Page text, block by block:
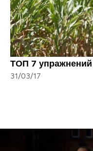
ТОП 7 упражнений
31/03/17